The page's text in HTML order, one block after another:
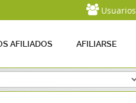
Usuarios
AFILIADOS AFILIARSE